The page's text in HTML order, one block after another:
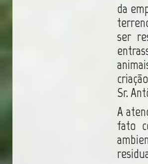
da
ser
Sr.
A
fato